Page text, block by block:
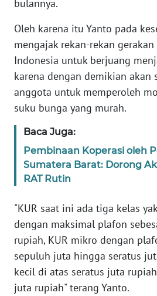
bulannya.
Oleh karena itu Yanto pada
mengajak rekan-rekan
Indonesia untuk berjuang
karena dengan demikian akan
anggota untuk memperoleh
suku bunga yang murah.
Baca Juga:
Pembinaan Koperasi oleh
Sumatera Barat: Dorong
RAT Rutin
"KUR saat ini ada tiga kelas
dengan maksimal plafon
rupiah, KUR mikro dengan
sepuluh juta hingga seratus
kecil di atas seratus juta
juta rupiah" terang Yanto.
PAPUA
WN
PAPUA
BARAT
WN
RIAU
SERAMBI
WN
WN
SULTRA
WN
NTB